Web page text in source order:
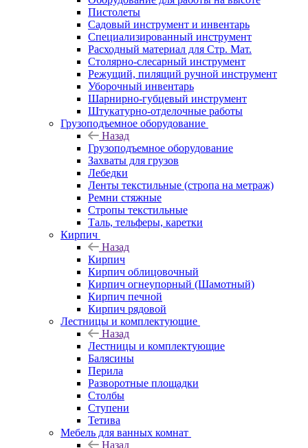
Пистолеты
Садовый инструмент и инвентарь
Специализированный инструмент
Расходный материал для Стр. Мат.
Столярно-слесарный инструмент
Режущий, пилящий ручной инструмент
Уборочный инвентарь
Шарнирно-губцевый инструмент
Штукатурно-отделочные работы
Грузоподъемное оборудование
Назад
Грузоподъемное оборудование
Захваты для грузов
Лебедки
Ленты текстильные (стропа на метраж)
Ремни стяжные
Стропы текстильные
Таль, тельферы, каретки
Кирпич
Назад
Кирпич
Кирпич облицовочный
Кирпич огнеупорный (Шамотный)
Кирпич печной
Кирпич рядовой
Лестницы и комплектующие
Назад
Лестницы и комплектующие
Балясины
Перила
Разворотные площадки
Столбы
Ступени
Тетива
Мебель для ванных комнат
Назад